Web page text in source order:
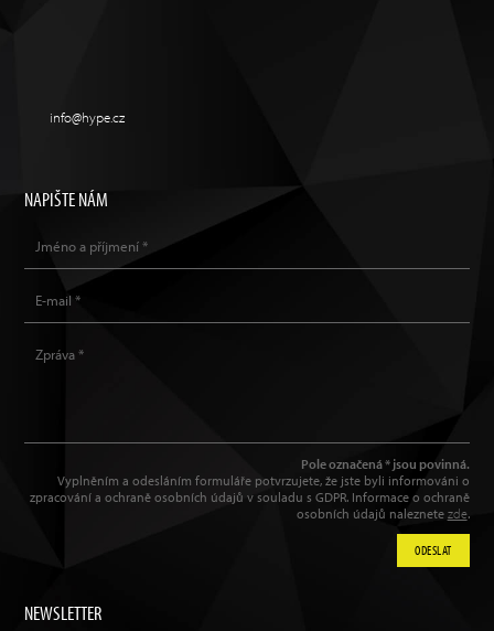
info@hype.cz
NEWSLETTER
NAPIŠTE NÁM
Pole označená * jsou povinná.
Vyplněním a odesláním formuláře potvrzujete, že jste byli informováni o
zpracování a ochraně osobních údajů v souladu s GDPR. Informace o ochraně
osobních údajů naleznete zde.
ODESLAT